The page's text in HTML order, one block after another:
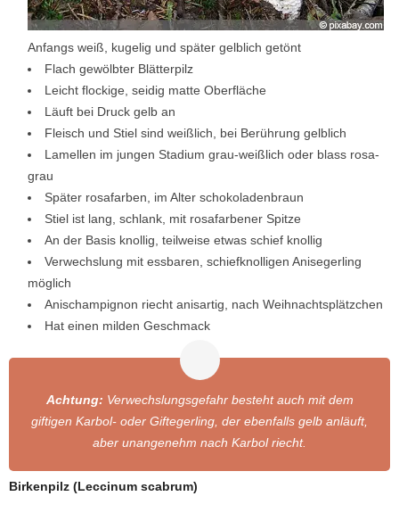
Anfangs weiß, kugelig und später gelblich getönt
Flach gewölbter Blätterpilz
Leicht flockige, seidig matte Oberfläche
Läuft bei Druck gelb an
Fleisch und Stiel sind weißlich, bei Berührung gelblich
Lamellen im jungen Stadium grau-weißlich oder blass rosa-
grau
Später rosafarben, im Alter schokoladenbraun
Stiel ist lang, schlank, mit rosafarbener Spitze
An der Basis knollig, teilweise etwas schief knollig
Verwechslung mit essbaren, schiefknolligen Anisegerling
möglich
Anischampignon riecht anisartig, nach Weihnachtsplätzchen
Hat einen milden Geschmack
Achtung: Verwechslungsgefahr besteht auch mit dem
giftigen Karbol- oder Giftegerling, der ebenfalls gelb anläuft,
aber unangenehm nach Karbol riecht.
Birkenpilz (Leccinum scabrum)